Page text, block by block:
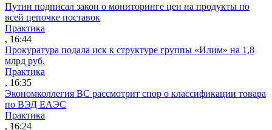
Путин подписал закон о мониторинге цен на продукты по
всей цепочке поставок
Практика
, 16:44
Прокуратура подала иск к структуре группы «Илим» на 1,8
млрд руб.
Практика
, 16:35
Экономколлегия ВС рассмотрит спор о классификации товара
по ВЭД ЕАЭС
Практика
, 16:24